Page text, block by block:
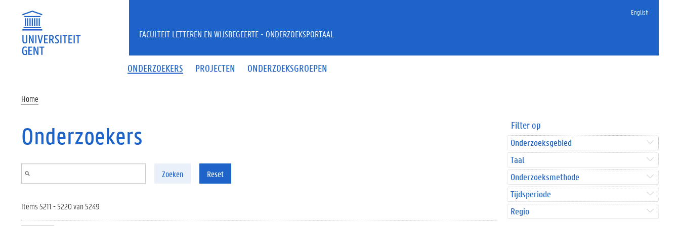
English
ONDERZOEKERS PROJECTEN ONDERZOEKSGROEPEN
FACULTEIT LETTEREN EN WIJSBEGEERTE - ONDERZOEKSPORTAAL
Home
Onderzoekers
Zoeken Reset
Items 5211 - 5220 van 5249
Filter op
Onderzoeksgebied
Taal
Onderzoeksmethode
Tijdsperiode
Regio